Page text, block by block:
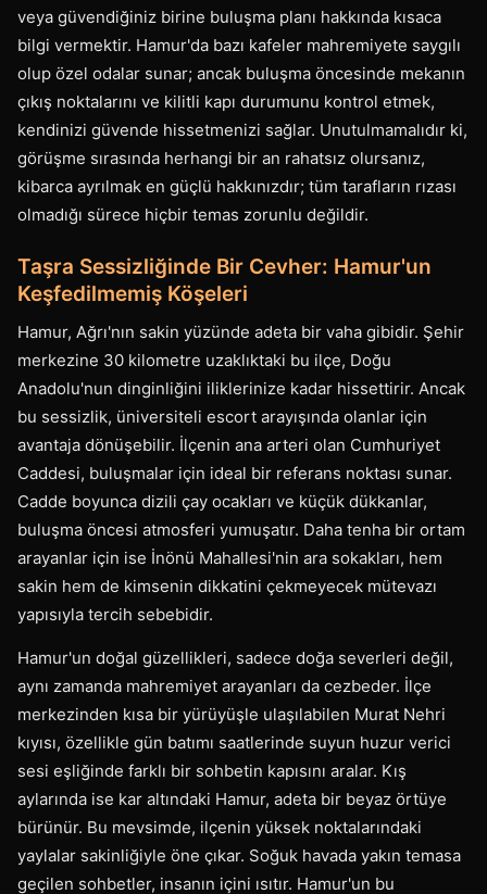
veya güvendiğiniz birine buluşma planı hakkında kısaca
bilgi vermektir. Hamur'da bazı kafeler mahremiyete saygılı
olup özel odalar sunar; ancak buluşma öncesinde mekanın
çıkış noktalarını ve kilitli kapı durumunu kontrol etmek,
kendinizi güvende hissetmenizi sağlar. Unutulmamalıdır ki,
görüşme sırasında herhangi bir an rahatsız olursanız,
kibarca ayrılmak en güçlü hakkınızdır; tüm tarafların rızası
olmadığı sürece hiçbir temas zorunlu değildir.
Taşra Sessizliğinde Bir Cevher: Hamur'un
Keşfedilmemiş Köşeleri
Hamur, Ağrı'nın sakin yüzünde adeta bir vaha gibidir. Şehir
merkezine 30 kilometre uzaklıktaki bu ilçe, Doğu
Anadolu'nun dinginliğini iliklerinize kadar hissettirir. Ancak
bu sessizlik, üniversiteli escort arayışında olanlar için
avantaja dönüşebilir. İlçenin ana arteri olan Cumhuriyet
Caddesi, buluşmalar için ideal bir referans noktası sunar.
Cadde boyunca dizili çay ocakları ve küçük dükkanlar,
buluşma öncesi atmosferi yumuşatır. Daha tenha bir ortam
arayanlar için ise İnönü Mahallesi'nin ara sokakları, hem
sakin hem de kimsenin dikkatini çekmeyecek mütevazı
yapısıyla tercih sebebidir.
Hamur'un doğal güzellikleri, sadece doğa severleri değil,
aynı zamanda mahremiyet arayanları da cezbeder. İlçe
merkezinden kısa bir yürüyüşle ulaşılabilen Murat Nehri
kıyısı, özellikle gün batımı saatlerinde suyun huzur verici
sesi eşliğinde farklı bir sohbetin kapısını aralar. Kış
aylarında ise kar altındaki Hamur, adeta bir beyaz örtüye
bürünür. Bu mevsimde, ilçenin yüksek noktalarındaki
yaylalar sakinliğiyle öne çıkar. Soğuk havada yakın temasa
geçilen sohbetler, insanın içini ısıtır. Hamur'un bu